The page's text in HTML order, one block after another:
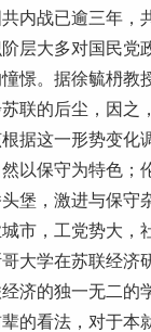
内战已逾三年，
层大多对国民党
憬。据徐毓枬教
联的后尘，因之
据这一形势变化
以保守为特色；
堡，激进与保守
市，工党势大，
大学在苏联经济
济的独一无二的
的看法，对于本